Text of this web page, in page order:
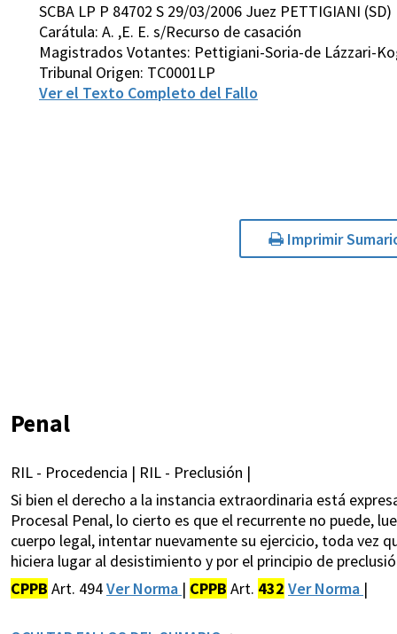
SCBA LP P 84702 S 29/03/2006 Juez PETTIGIANI (SD)
Carátula: A. ,E. E. s/Recurso de casación
Magistrados Votantes: Pettigiani-Soria-de Lázzari-
Tribunal Origen: TC0001LP
Ver el Texto Completo del Fallo
Imprimir
Penal
RIL - Procedencia | RIL - Preclusión |
Si bien el derecho a la instancia extraordinaria está
Procesal Penal, lo cierto es que el recurrente no puede,
cuerpo legal, intentar nuevamente su ejercicio, toda vez
hiciera lugar al desistimiento y por el principio de
CPPB Art. 494Ver Norma | CPPB Art. 432 Ver Norma |